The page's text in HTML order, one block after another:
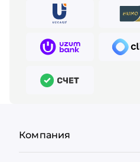
Компания